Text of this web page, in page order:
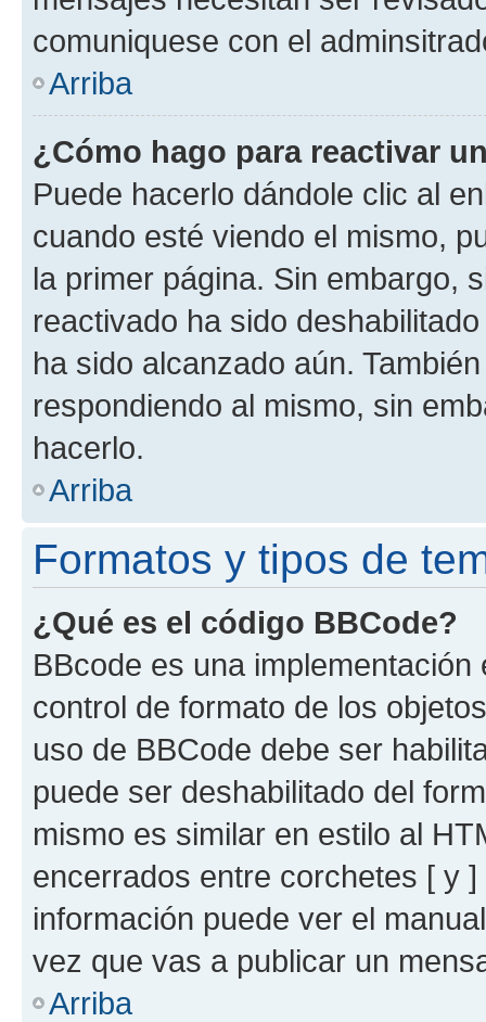
comuniquese con el
Arriba
¿Cómo hago para reactivar
Puede hacerlo dándole clic al
cuando esté viendo el mismo,
la primer página. Sin embargo,
reactivado ha sido
ha sido alcanzado aún.
respondiendo al mismo, sin
hacerlo.
Arriba
Formatos y tipos de
¿Qué es el código BBCode?
BBcode es una
control de formato de los
uso de BBCode debe ser
puede ser deshabilitado del
mismo es similar en estilo al
encerrados entre corchetes [ y
información puede ver el
vez que vas a publicar un
Arriba